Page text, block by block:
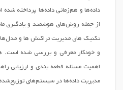
داده‌ها و هم‌زمانی داده‌ها پرداخته
از جمله روش‌های هوشمند و یادگیری
تکنیک های مدیریت تراکنش ها و
و خودکار معرفی و بررسی شده است.
اهمیت مسئله قطعه بندی و ارزیابی
مدیریت داده‌ها در سیستم‌های